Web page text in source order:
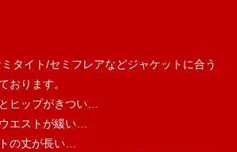
タイト/セミフレアなどジャケットに合う
おります。
ヒップがきつい…
エストが緩い…
の丈が長い…